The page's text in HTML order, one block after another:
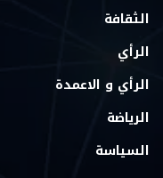
الثقافة
الرأي
الرأي و الاعمدة
الرياضة
السياسة